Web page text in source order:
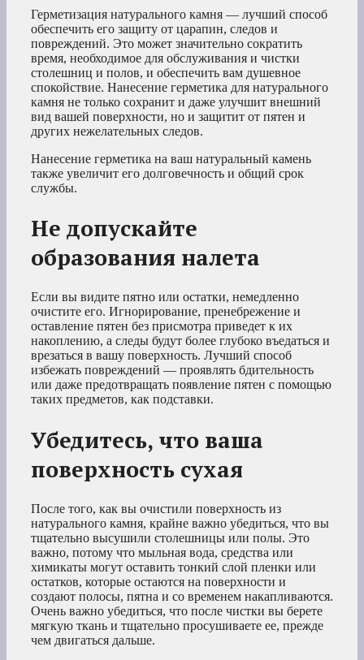
Герметизация натурального камня — лучший способ
обеспечить его защиту от царапин, следов и
повреждений. Это может значительно сократить
время, необходимое для обслуживания и чистки
столешниц и полов, и обеспечить вам душевное
спокойствие. Нанесение герметика для натурального
камня не только сохранит и даже улучшит внешний
вид вашей поверхности, но и защитит от пятен и
других нежелательных следов.
Нанесение герметика на ваш натуральный камень
также увеличит его долговечность и общий срок
службы.
Не допускайте
образования налета
Если вы видите пятно или остатки, немедленно
очистите его. Игнорирование, пренебрежение и
оставление пятен без присмотра приведет к их
накоплению, а следы будут более глубоко въедаться и
врезаться в вашу поверхность. Лучший способ
избежать повреждений — проявлять бдительность
или даже предотвращать появление пятен с помощью
таких предметов, как подставки.
Убедитесь, что ваша
поверхность сухая
После того, как вы очистили поверхность из
натурального камня, крайне важно убедиться, что вы
тщательно высушили столешницы или полы. Это
важно, потому что мыльная вода, средства или
химикаты могут оставить тонкий слой пленки или
остатков, которые остаются на поверхности и
создают полосы, пятна и со временем накапливаются.
Очень важно убедиться, что после чистки вы берете
мягкую ткань и тщательно просушиваете ее, прежде
чем двигаться дальше.